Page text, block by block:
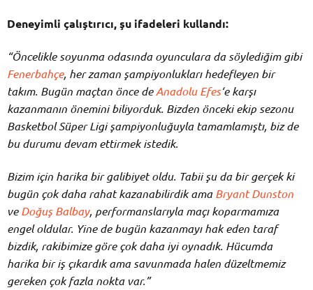
Deneyimli çalıştırıcı, şu ifadeleri kullandı:
“Öncelikle soyunma odasında oyunculara da söylediğim gibi
Fenerbahçe, her zaman şampiyonlukları hedefleyen bir
takım. Bugün maçtan önce deAnadolu Efes‘e karşı
kazanmanın önemini biliyorduk. Bizden önceki ekip sezonu
Basketbol Süper Ligi şampiyonluğuyla tamamlamıştı, biz de
bu durumu devam ettirmek istedik.
Bizim için harika bir galibiyet oldu. Tabii şu da bir gerçek ki
bugün çok daha rahat kazanabilirdik amaBryant Dunston
veDoğuş Balbay, performanslarıyla maçı koparmamıza
engel oldular. Yine de bugün kazanmayı hak eden taraf
bizdik, rakibimize göre çok daha iyi oynadık. Hücumda
harika bir iş çıkardık ama savunmada halen düzeltmemiz
gereken çok fazla nokta var.”